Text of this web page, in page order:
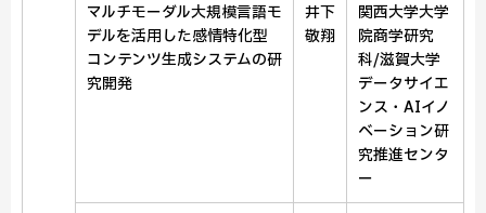
マルチモーダル大規模言語モ
デルを活用した感情特化型
コンテンツ生成システムの研
究開発
井下
敬翔
関西大学大学
院商学研究
科/滋賀大学
データサイエ
ンス・AIイノ
ベーション研
究推進センタ
ー